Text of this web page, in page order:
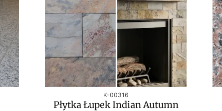
Kod produktu
K-00316
Płytka Łupek Indian Autumn